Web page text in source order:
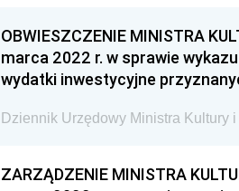
OBWIESZCZENIE MINISTRA
marca 2022 r. w sprawie
wydatki inwestycyjne
Dziennik Urzędowy Ministra Kultury
ZARZĄDZENIE MINISTRA